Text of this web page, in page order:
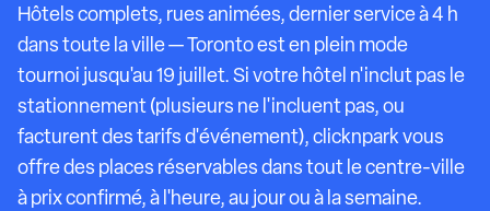
Hôtels complets, rues animées, dernier service à 4 h
dans toute la ville — Toronto est en plein mode
tournoi jusqu'au 19 juillet. Si votre hôtel n'inclut pas le
stationnement (plusieurs ne l'incluent pas, ou
facturent des tarifs d'événement), clicknpark vous
offre des places réservables dans tout le centre-ville
à prix confirmé, à l'heure, au jour ou à la semaine.